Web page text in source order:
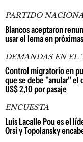
PARTIDO
Blancos aceptaron
usar el lema en
DEMANDAS EN EL
Control migratorio en
que se debe "anular" el
US$ 2,10 por pasaje
ENCUESTA
Luis Lacalle Pou es el
Orsi y Topolansky